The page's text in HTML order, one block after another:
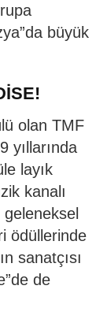
büyük
olan TMF
yıllarında
layık
kanalı
ödüllerinde
sanatçısı
de